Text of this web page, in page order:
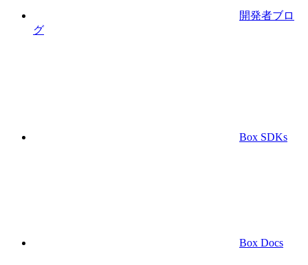
開発者ブロ
グ
Box SDKs
Box Docs